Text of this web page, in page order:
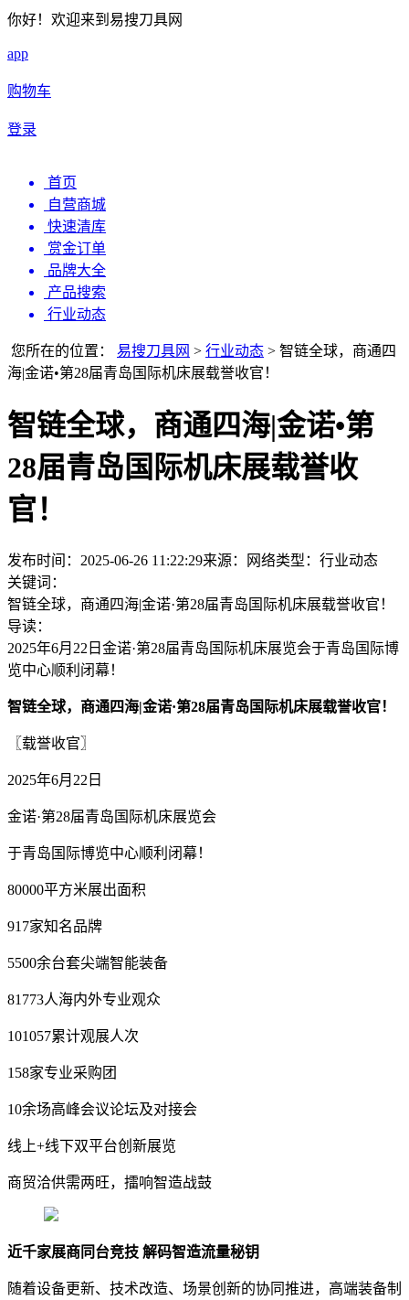
你好！欢迎来到易搜刀具网
app
购物车
登录
首页
自营商城
快速清库
赏金订单
品牌大全
产品搜索
行业动态
您所在的位置： 易搜刀具网 > 行业动态 > 智链全球，商通四
海|金诺•第28届青岛国际机床展载誉收官！
智链全球，商通四海|金诺•第
28届青岛国际机床展载誉收
官！
发布时间：2025-06-26 11:22:29来源：网络类型： 行业动态
关键词：
智链全球，商通四海|金诺·第28届青岛国际机床展载誉收官！
导读：
2025年6月22日金诺·第28届青岛国际机床展览会于青岛国际博
览中心顺利闭幕！
智链全球，商通四海|金诺·第28届青岛国际机床展载誉收官！
〖载誉收官〗
2025年6月22日
金诺·第28届青岛国际机床展览会
于青岛国际博览中心顺利闭幕！
80000平方米展出面积
917家知名品牌
5500余台套尖端智能装备
81773人海内外专业观众
101057累计观展人次
158家专业采购团
10余场高峰会议论坛及对接会
线上+线下双平台创新展览
商贸洽供需两旺，擂响智造战鼓
近千家展商同台竞技 解码智造流量秘钥
随着设备更新、技术改造、场景创新的协同推进，高端装备制